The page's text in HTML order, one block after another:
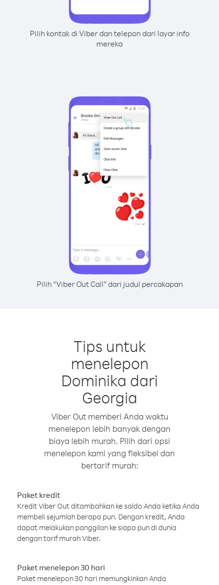
Pilih kontak di Viber dan telepon dari layar info
mereka
Pilih “Viber Out Call” dari judul percakapan
Tips untuk
menelepon
Dominika dari
Georgia
Viber Out memberi Anda waktu
menelepon lebih banyak dengan
biaya lebih murah. Pilih dari opsi
menelepon kami yang fleksibel dan
bertarif murah:
Paket kredit
Kredit Viber Out ditambahkan ke saldo Anda ketika Anda
membeli sejumlah berapa pun. Dengan kredit, Anda
dapat melakukan panggilan ke siapa pun di dunia
dengan tarif murah Viber.
Paket menelepon 30 hari
Paket menelepon 30 hari memungkinkan Anda